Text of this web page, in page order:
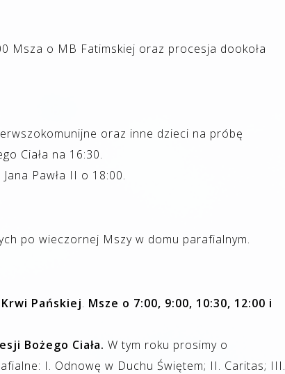
Msza o MB Fatimskiej oraz procesja dookoła
oraz inne dzieci na próbę
Ciała na 16:30.
Pawła II o 18:00.
po wieczornej Mszy w domu parafialnym.
Pańskiej. Msze o 7:00, 9:00, 10:30, 12:00 i
Bożego Ciała. W tym roku prosimy o
I. Odnowę w Duchu Świętem; II. Caritas; III.